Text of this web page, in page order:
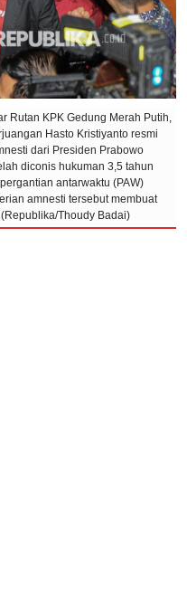
Rutan KPK Gedung Merah Putih,
Hasto Kristiyanto resmi
dari Presiden Prabowo
diconis hukuman 3,5 tahun
antarwaktu (PAW)
amnesti tersebut membuat
Thoudy Badai)